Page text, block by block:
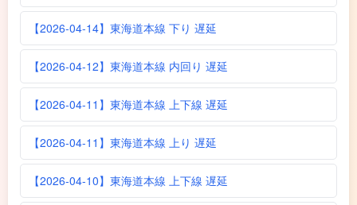
【2026-04-14】東海道本線 下り 遅延
【2026-04-12】東海道本線 内回り 遅延
【2026-04-11】東海道本線 上下線 遅延
【2026-04-11】東海道本線 上り 遅延
【2026-04-10】東海道本線 上下線 遅延